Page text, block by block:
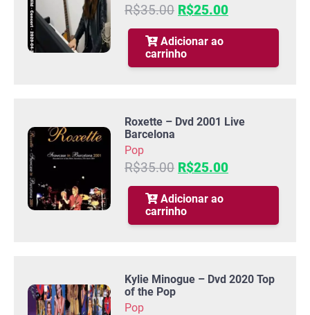
R$35.00 O
preço
original
era:
R$35.00.
R$25.00O
preço
R$25.00.
Adicionar ao
carrinho
Roxette – Dvd 2001 Live
Barcelona
Pop
R$35.00 O
preço
original
era:
R$35.00.
R$25.00O
preço
R$25.00.
Adicionar ao
carrinho
Kylie Minogue – Dvd 2020 Top
of the Pop
Pop